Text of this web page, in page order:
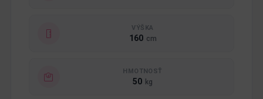
VÝŠKA
160 cm
HMOTNOSŤ
50 kg